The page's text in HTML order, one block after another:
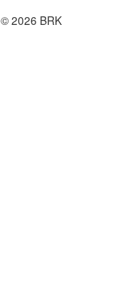
© 2026 BRK